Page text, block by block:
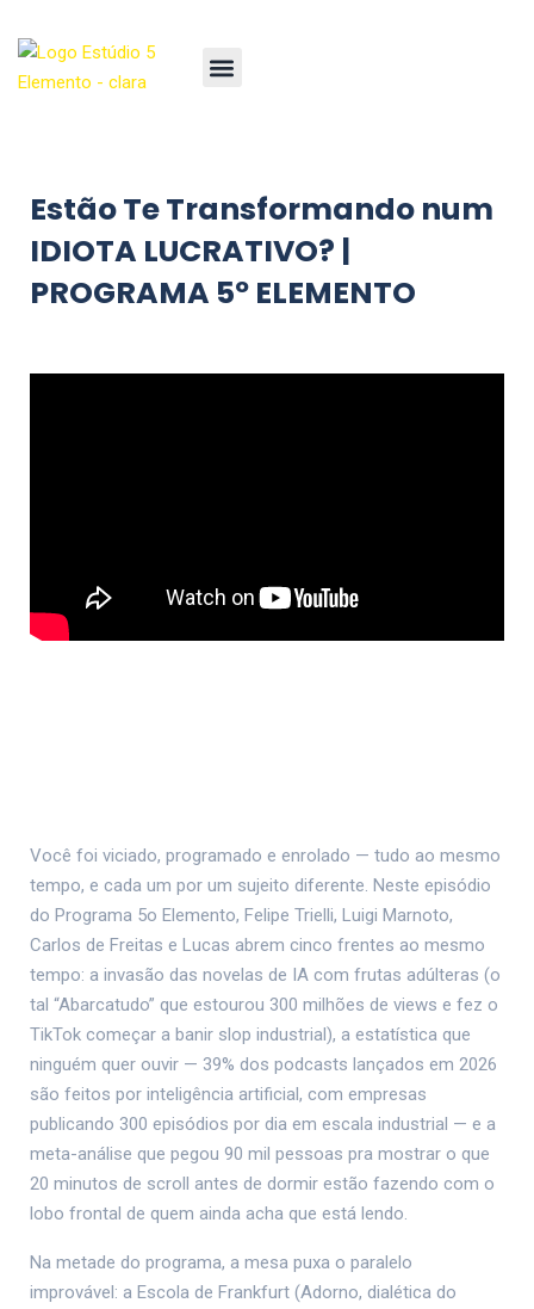
Estão Te Transformando num
IDIOTA LUCRATIVO? |
PROGRAMA 5º ELEMENTO
Você foi viciado, programado e enrolado — tudo ao mesmo
tempo, e cada um por um sujeito diferente. Neste episódio
do Programa 5o Elemento, Felipe Trielli, Luigi Marnoto,
Carlos de Freitas e Lucas abrem cinco frentes ao mesmo
tempo: a invasão das novelas de IA com frutas adúlteras (o
tal “Abarcatudo” que estourou 300 milhões de views e fez o
TikTok começar a banir slop industrial), a estatística que
ninguém quer ouvir — 39% dos podcasts lançados em 2026
são feitos por inteligência artificial, com empresas
publicando 300 episódios por dia em escala industrial — e a
meta-análise que pegou 90 mil pessoas pra mostrar o que
20 minutos de scroll antes de dormir estão fazendo com o
lobo frontal de quem ainda acha que está lendo.
Na metade do programa, a mesa puxa o paralelo
improvável: a Escola de Frankfurt (Adorno, dialética do